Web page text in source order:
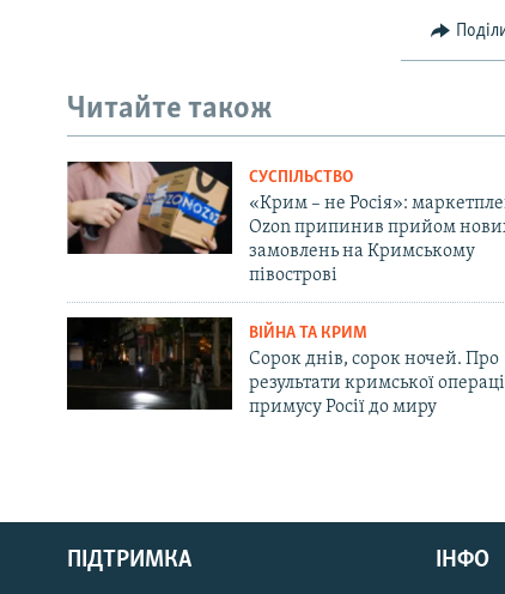
Русский
Qırımtatar
Читайте також
СУСПІЛЬСТВО
«Крим – не Росія»:
Ozon припинив прийом
замовлень на Кримському
півострові
ВІЙНА ТА КРИМ
Сорок днів, сорок ночей. Про
результати кримської
примусу Росії до миру
ПІДТРИМКА ІНФО